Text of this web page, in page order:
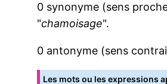
0 synonyme (sens
"chamoisage".
0 antonyme (sens
Les mots ou les expressions